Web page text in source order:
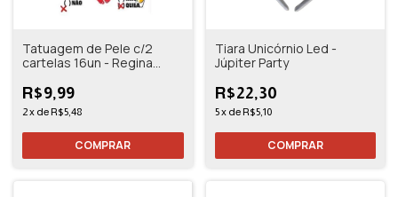
Tatuagem de Pele c/2
cartelas 16un - Regina
R$9,99
2x de R$5,48
Tiara Unicórnio Led -
Júpiter Party
R$22,30
5x de R$5,10
COMPRAR